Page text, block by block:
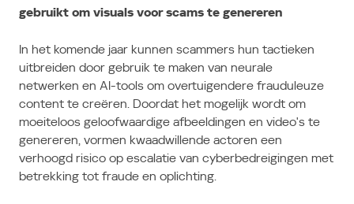
gebruikt om visuals voor scams te genereren
In het komende jaar kunnen scammers hun tactieken
uitbreiden door gebruik te maken van neurale
netwerken en AI-tools om overtuigendere frauduleuze
content te creëren. Doordat het mogelijk wordt om
moeiteloos geloofwaardige afbeeldingen en video's te
genereren, vormen kwaadwillende actoren een
verhoogd risico op escalatie van cyberbedreigingen met
betrekking tot fraude en oplichting.